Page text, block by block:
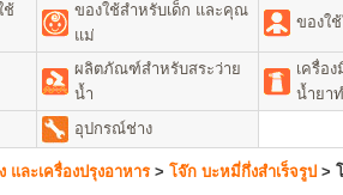
ช้
ของใช้สำหรับเด็ก และคุณ
แม่
ของใ
ผลิตภัณฑ์สำหรับสระว่าย
น้ำ
เครื่อ
น้ำยา
อุปกรณ์ช่าง
และเครื่องปรุงอาหาร > โจ๊ก บะหมี่กึ่งสำเร็จรูป >